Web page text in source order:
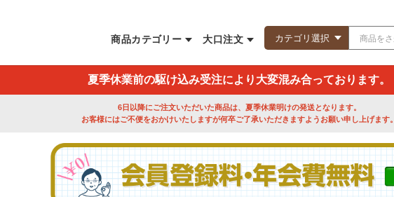
商品カテゴリー 大口注文
夏季休業前の駆け込み受注により大変混み合っております。
6日以降にご注文いただいた商品は、夏季休業明けの発送となります。
お客様にはご不便をおかけいたしますが何卒ご了承いただきますようお願い申し上げます。